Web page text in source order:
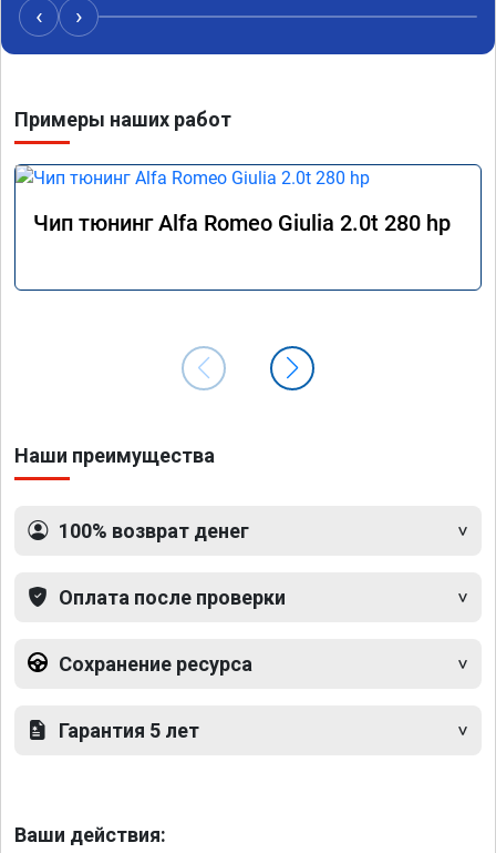
‹ ›
Примеры наших работ
Чип тюнинг Alfa Romeo Giulia 2.0t 280 hp
Наши преимущества
100% возврат денег
Оплата после проверки
Сохранение ресурса
Гарантия 5 лет
Ваши действия: